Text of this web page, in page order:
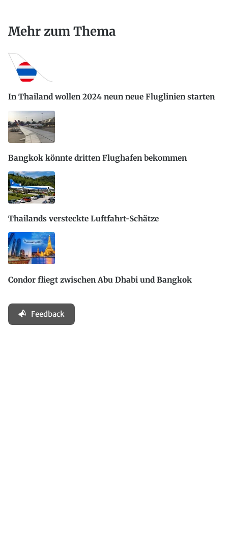
Mehr zum Thema
In Thailand wollen 2024 neun neue Fluglinien starten
Bangkok könnte dritten Flughafen bekommen
Thailands versteckte Luftfahrt-Schätze
Condor fliegt zwischen Abu Dhabi und Bangkok
Feedback